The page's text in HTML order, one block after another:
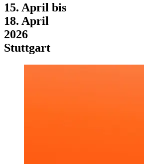
15. April bis
18. April
2026
Stuttgart